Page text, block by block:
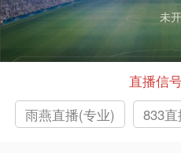
未
直播信
雨燕直播(专业)
833